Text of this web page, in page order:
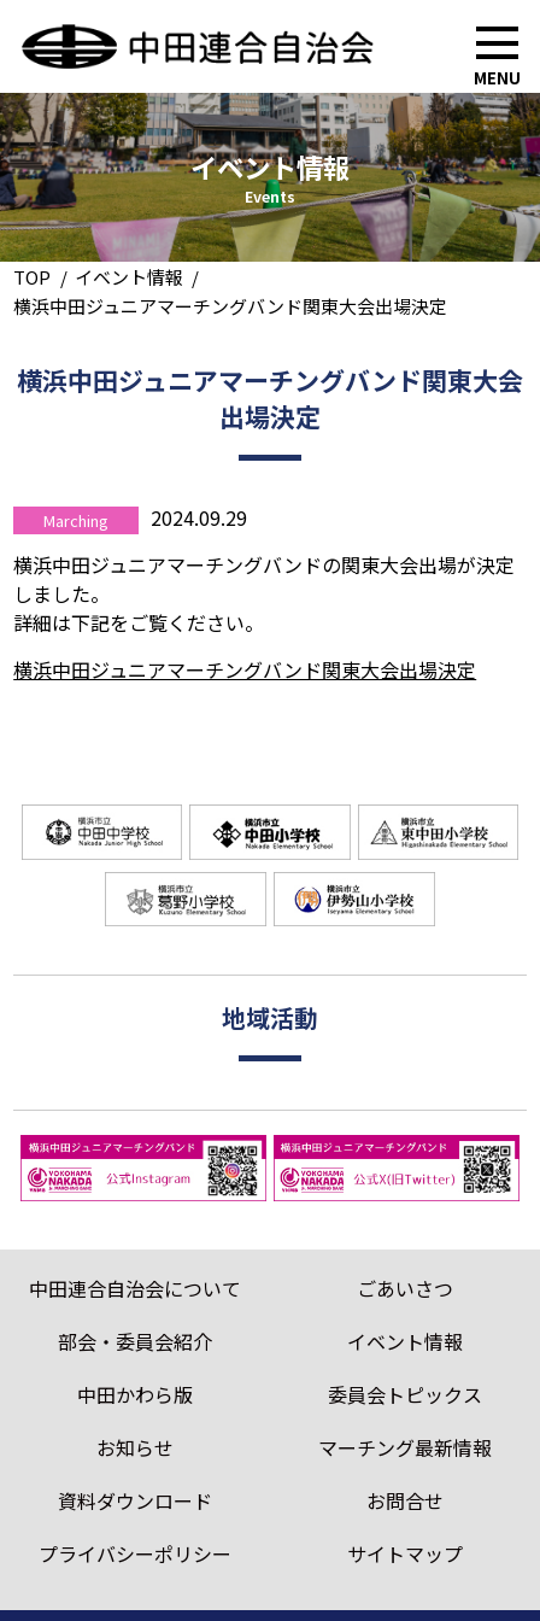
MENU
イベント情報
Events
TOP
イベント情報
横浜中田ジュニアマーチングバンド関東大会出場決定
横浜中田ジュニアマーチングバンド関東大会
出場決定
Marching
2024.09.29
横浜中田ジュニアマーチングバンドの関東大会出場が決定
しました。
詳細は下記をご覧ください。
横浜中田ジュニアマーチングバンド関東大会出場決定
地域活動
中田連合自治会について
ごあいさつ
部会・委員会紹介
イベント情報
中田かわら版
委員会トピックス
お知らせ
マーチング最新情報
資料ダウンロード
お問合せ
プライバシーポリシー
サイトマップ